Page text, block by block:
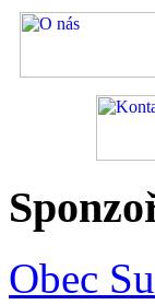
Obec